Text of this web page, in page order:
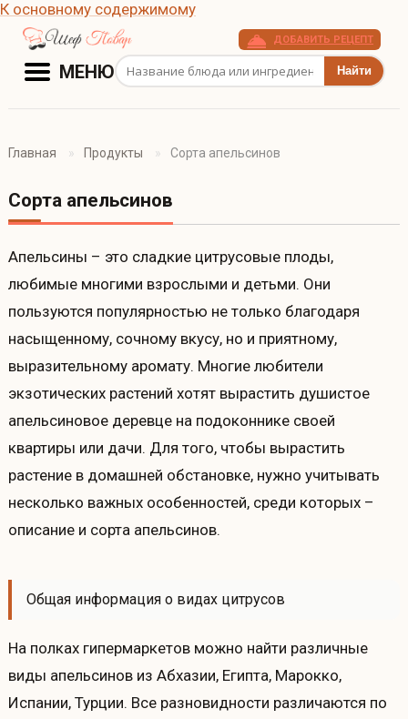
К основному содержимому
ДОБАВИТЬ РЕЦЕПТ
МЕНЮ Поиск рецептов
Главная Продукты Сорта апельсинов
Сорта апельсинов
Апельсины – это сладкие цитрусовые плоды,
любимые многими взрослыми и детьми. Они
пользуются популярностью не только благодаря
насыщенному, сочному вкусу, но и приятному,
выразительному аромату. Многие любители
экзотических растений хотят вырастить душистое
апельсиновое деревце на подоконнике своей
квартиры или дачи. Для того, чтобы вырастить
растение в домашней обстановке, нужно учитывать
несколько важных особенностей, среди которых –
описание и сорта апельсинов.
Общая информация о видах цитрусов
На полках гипермаркетов можно найти различные
виды апельсинов из Абхазии, Египта, Марокко,
Испании, Турции. Все разновидности различаются по